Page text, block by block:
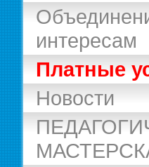
интересам
Платные
Новости